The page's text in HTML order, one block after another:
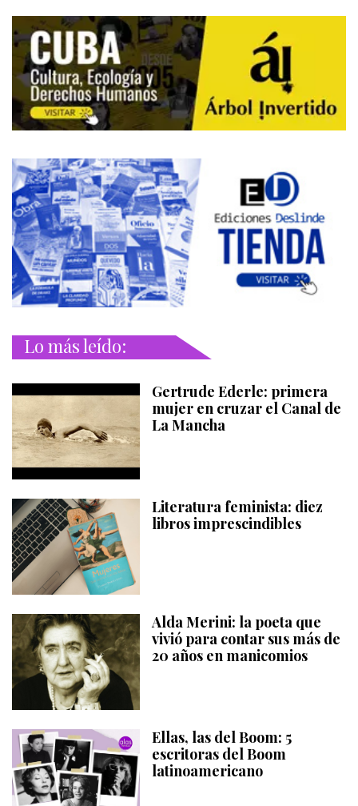
Lo más leído:
Gertrude Ederle: primera
mujer en cruzar el Canal de
La Mancha
Literatura feminista: diez
libros imprescindibles
Alda Merini: la poeta que
vivió para contar sus más de
20 años en manicomios
Ellas, las del Boom: 5
escritoras del Boom
latinoamericano